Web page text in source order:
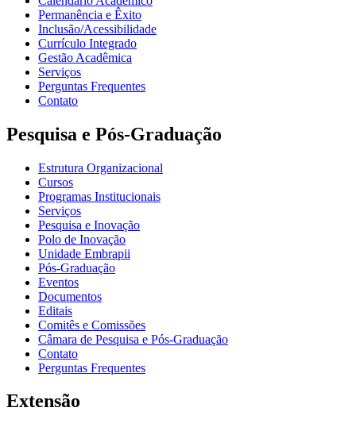
Permanência e Êxito
Inclusão/Acessibilidade
Currículo Integrado
Gestão Acadêmica
Serviços
Perguntas Frequentes
Contato
Pesquisa e Pós-Graduação
Estrutura Organizacional
Cursos
Programas Institucionais
Serviços
Pesquisa e Inovação
Polo de Inovação
Unidade Embrapii
Pós-Graduação
Eventos
Documentos
Editais
Comitês e Comissões
Câmara de Pesquisa e Pós-Graduação
Contato
Perguntas Frequentes
Extensão